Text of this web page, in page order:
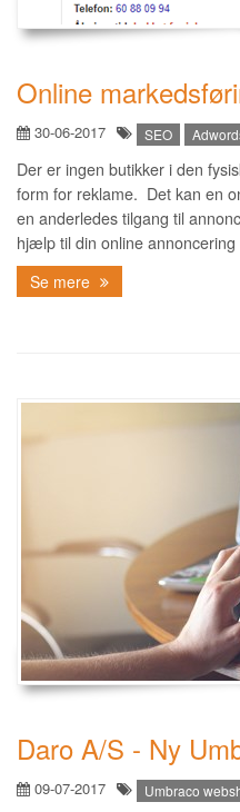
Online
30-06-2017 SEO
Der er ingen butikker i den
form for reklame. Det kan en
en anderledes tilgang til
hjælp til din online annoncering
Se mere
Daro A/S - Ny
09-07-2017 Umbraco